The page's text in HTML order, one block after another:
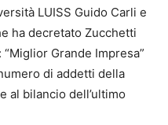
LUISS Guido Carli e
ha decretato Zucchetti
Grande Impresa”
di addetti della
al bilancio dell’ultimo